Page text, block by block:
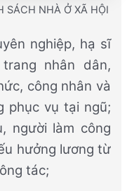
NHÀ Ở XÃ HỘI
nghiệp, hạ sĩ
nhân dân,
công nhân và
phục vụ tại ngũ;
người làm công
hưởng lương từ
tác;